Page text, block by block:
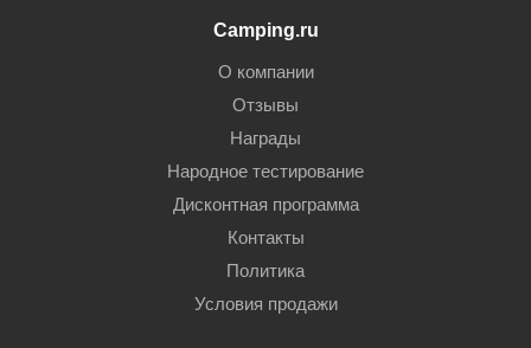
Camping.ru
О компании
Отзывы
Награды
Народное тестирование
Дисконтная программа
Контакты
Политика
Условия продажи